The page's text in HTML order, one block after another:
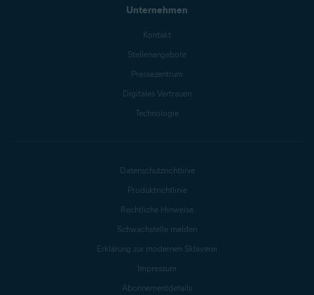
Unternehmen
Kontakt
Stellenangebote
Pressezentrum
Digitales Vertrauen
Technologie
Datenschutzrichtlinie
Produktrichtlinie
Rechtliche Hinweise
Schwachstelle melden
Erklärung zur modernen Sklaverei
Impressum
Abonnementdetails